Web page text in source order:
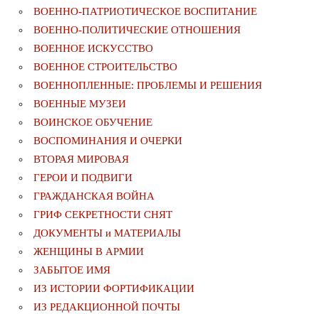
ВОЕННО-ПАТРИОТИЧЕСКОЕ ВОСПИТАНИЕ
ВОЕННО-ПОЛИТИЧЕСКИE ОТНОШЕНИЯ
ВОЕННОЕ ИСКУССТВО
ВОЕННОЕ СТРОИТЕЛЬСТВО
ВОЕННОПЛЕННЫЕ: ПРОБЛЕМЫ И РЕШЕНИЯ
ВОЕННЫЕ МУЗЕИ
ВОИНСКОЕ ОБУЧЕНИЕ
ВОСПОМИНАНИЯ И ОЧЕРКИ
ВТОРАЯ МИРОВАЯ
ГЕРОИ И ПОДВИГИ
ГРАЖДАНСКАЯ ВОЙНА
ГРИФ СЕКРЕТНОСТИ СНЯТ
ДОКУМЕНТЫ и МАТЕРИАЛЫ
ЖЕНЩИНЫ В АРМИИ
ЗАБЫТОЕ ИМЯ
ИЗ ИСТОРИИ ФОРТИФИКАЦИИ
ИЗ РЕДАКЦИОННОЙ ПОЧТЫ